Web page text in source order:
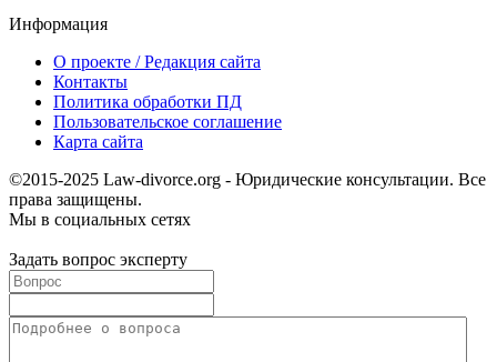
Информация
О проекте / Редакция сайта
Контакты
Политика обработки ПД
Пользовательское соглашение
Карта сайта
©2015-2025 Law-divorce.org - Юридические консультации. Все
права защищены.
Мы в социальных сетях
Задать вопрос эксперту